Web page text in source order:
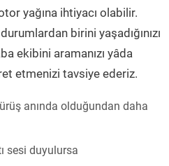
yağına ihtiyacı olabilir.
birini yaşadığınızı
ekibini aramanızı yâda
etmenizi tavsiye ederiz.
anında olduğundan daha
sesi duyulursa